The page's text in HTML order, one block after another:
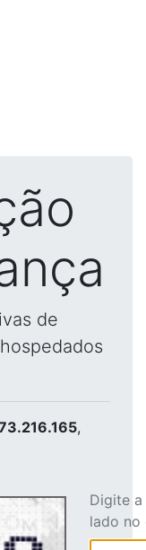
de
,
Digite
lado no